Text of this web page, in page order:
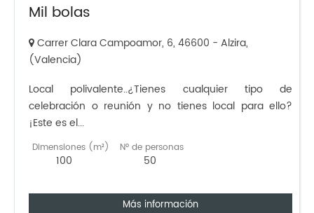
Mil bolas
Carrer Clara Campoamor, 6, 46600 - Alzira,
(Valencia)
Local polivalente..¿Tienes cualquier tipo de
celebración o reunión y no tienes local para ello?
¡Este es el...
Dimensiones (m²)
100
Nº de personas
50
Más información